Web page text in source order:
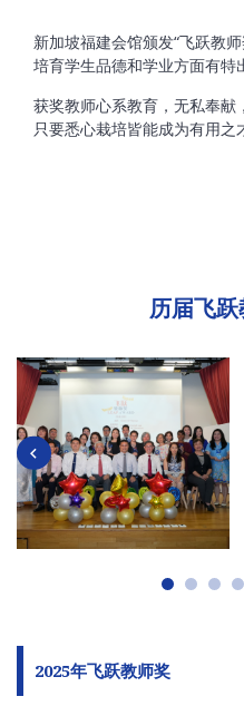
新加坡福建会馆颁发“飞跃教
培育学生品德和学业方面有特
获奖教师心系教育，无私奉献
只要悉心栽培皆能成为有用之
历届飞
2025年飞跃教师奖